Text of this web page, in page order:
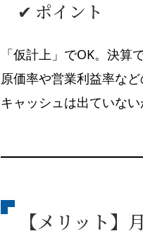
✔ ポイント
「仮計上」でOK。決算
原価率や営業利益率な
キャッシュは出ていな
【メリット